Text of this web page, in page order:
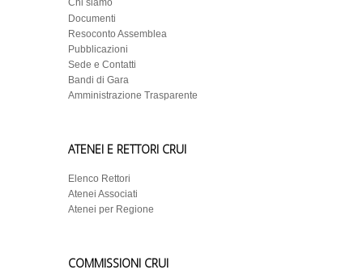
Chi siamo
Documenti
Resoconto Assemblea
Pubblicazioni
Sede e Contatti
Bandi di Gara
Amministrazione Trasparente
ATENEI E RETTORI CRUI
Elenco Rettori
Atenei Associati
Atenei per Regione
COMMISSIONI CRUI